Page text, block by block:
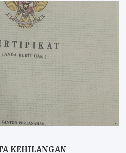
KEHILANGAN